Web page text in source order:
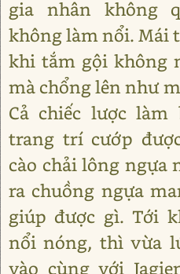
gia nhân không
không làm nổi. Mái
khi tắm gội không
mà chổng lên như
Cả chiếc lược làm
trang trí cướp
cào chải lông ngựa
ra chuồng ngựa
giúp được gì. Tới
nổi nóng, thì vừa
vào cùng với